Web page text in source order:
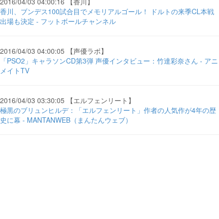
香川、ブンデス100試合目でメモリアルゴール！ ドルトの来季CL本戦
出場も決定 - フットボールチャンネル
2016/04/03 04:00:05 【声優ラボ】
「PSO2」キャラソンCD第3弾 声優インタビュー：竹達彩奈さん - アニ
メイトTV
2016/04/03 03:30:05 【エルフェンリート】
極黒のブリュンヒルデ：「エルフェンリート」作者の人気作が4年の歴
史に幕 - MANTANWEB（まんたんウェブ）